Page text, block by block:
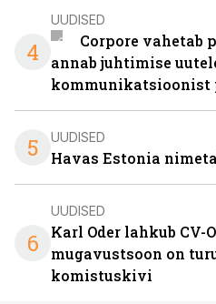
4
UUDISED
Corpore vahetab
annab juhtimise
kommunikatsioonist
5 UUDISED
Havas Estonia
6
UUDISED
Karl Oder lahkub CV-
mugavustsoon on
komistuskivi